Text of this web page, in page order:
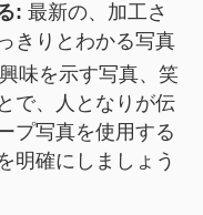
: 最新の、加工さ
きりとわかる写真
味を示す写真、笑
で、人となりが伝
プ写真を使用する
明確にしましょう